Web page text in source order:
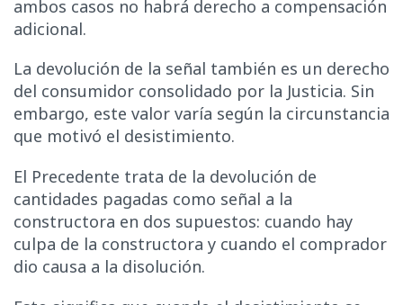
ambos casos no habrá derecho a compensación
adicional.
La devolución de la señal también es un derecho
del consumidor consolidado por la Justicia. Sin
embargo, este valor varía según la circunstancia
que motivó el desistimiento.
El Precedente trata de la devolución de
cantidades pagadas como señal a la
constructora en dos supuestos: cuando hay
culpa de la constructora y cuando el comprador
dio causa a la disolución.